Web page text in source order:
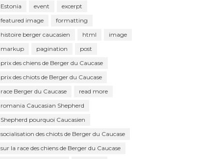
Estonia event
excerpt
featured image
formatting
histoire berger caucasien
html
image
markup
pagination
post
prix des chiens de Berger du Caucase
prix des chiots de Berger du Caucase
race Berger du Caucase
read more
romania Caucasian Shepherd
Shepherd pourquoi Caucasien
socialisation des chiots de Berger du Caucase
sur la race des chiens de Berger du Caucase